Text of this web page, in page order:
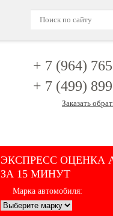
+ 7 (964)
+ 7 (499)
Заказать
ЭКСПРЕСС ОЦЕНКА
ЗА 15 МИНУТ
Марка автомобиля: